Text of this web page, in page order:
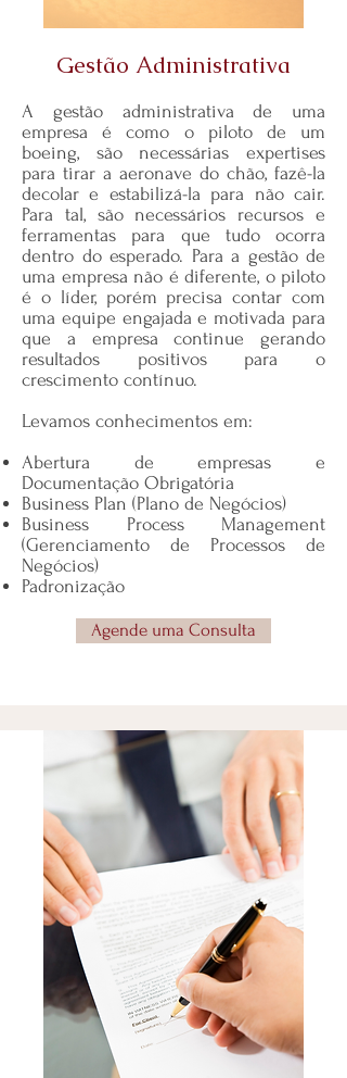
Gestão Administrativa
A gestão administrativa de uma
empresa é como o piloto de um
boeing, são necessárias expertises
para tirar a aeronave do chão, fazê-la
decolar e estabilizá-la para não cair.
Para tal, são necessários recursos e
ferramentas para que tudo ocorra
dentro do esperado. Para a gestão de
uma empresa não é diferente, o piloto
é o líder, porém precisa contar com
uma equipe engajada e motivada para
que a empresa continue gerando
resultados positivos para o
crescimento contínuo.
Levamos conhecimentos em:
Abertura de empresas e
Documentação Obrigatória
Business Plan (Plano de Negócios)
Business Process Management
(Gerenciamento de Processos de
Negócios)
Padronização
Agende uma Consulta